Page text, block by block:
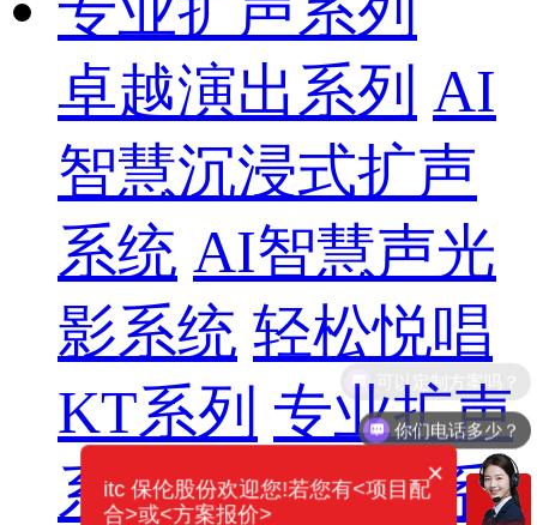
卓越演出系列 AI
智慧沉浸式扩声
系统 AI智慧声光
影系统 轻松悦唱
KT系列 专业扩声
系列 专业音箱系
你们电话多少？
×
itc 保伦股份欢迎您!若您有<项目配
合>或<方案报价>